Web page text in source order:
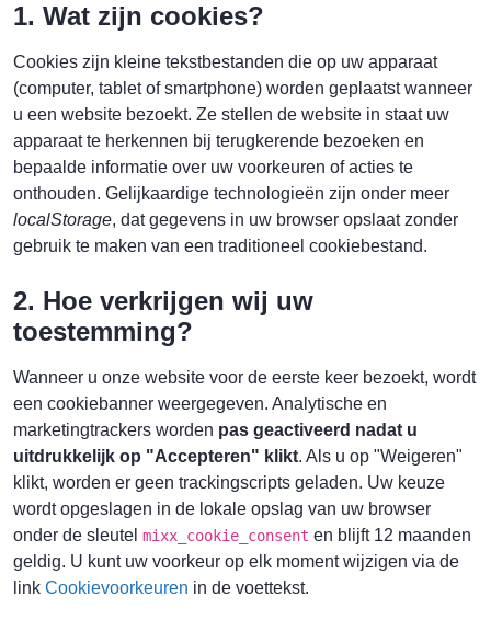
1. Wat zijn cookies?
Cookies zijn kleine tekstbestanden die op uw apparaat
(computer, tablet of smartphone) worden geplaatst wanneer
u een website bezoekt. Ze stellen de website in staat uw
apparaat te herkennen bij terugkerende bezoeken en
bepaalde informatie over uw voorkeuren of acties te
onthouden. Gelijkaardige technologieën zijn onder meer
localStorage, dat gegevens in uw browser opslaat zonder
gebruik te maken van een traditioneel cookiebestand.
2. Hoe verkrijgen wij uw
toestemming?
Wanneer u onze website voor de eerste keer bezoekt, wordt
een cookiebanner weergegeven. Analytische en
marketingtrackers worden pas geactiveerd nadat u
uitdrukkelijk op "Accepteren" klikt. Als u op "Weigeren"
klikt, worden er geen trackingscripts geladen. Uw keuze
wordt opgeslagen in de lokale opslag van uw browser
onder de sleutel mixx_cookie_consent en blijft 12 maanden
geldig. U kunt uw voorkeur op elk moment wijzigen via de
link Cookievoorkeuren in de voettekst.